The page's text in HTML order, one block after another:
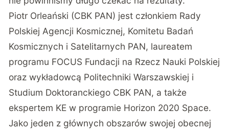
Piotr Orleański (CBK PAN) jest członkiem Rady
Polskiej Agencji Kosmicznej, Komitetu Badań
Kosmicznych i Satelitarnych PAN, laureatem
programu FOCUS Fundacji na Rzecz Nauki Polskiej
oraz wykładowcą Politechniki Warszawskiej i
Studium Doktoranckiego CBK PAN, a także
ekspertem KE w programie Horizon 2020 Space.
Jako jeden z głównych obszarów swojej obecnej